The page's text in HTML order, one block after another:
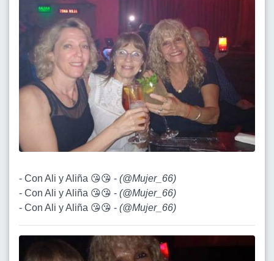
- Con Ali y Aliña 😘😘 - (@Mujer_66)
- Con Ali y Aliña 😘😘 - (@Mujer_66)
- Con Ali y Aliña 😘😘 - (@Mujer_66)